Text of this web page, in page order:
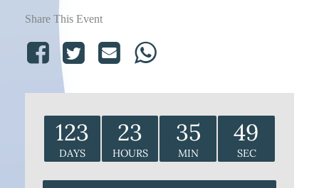
Share This Event
123
DAYS
23
HOURS
35
MIN
48
SEC